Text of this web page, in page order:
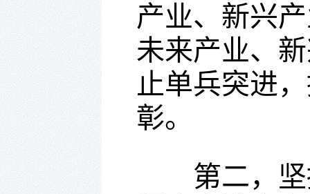
产业、新兴
未来产业、
止单兵突进
彰。
第二，坚